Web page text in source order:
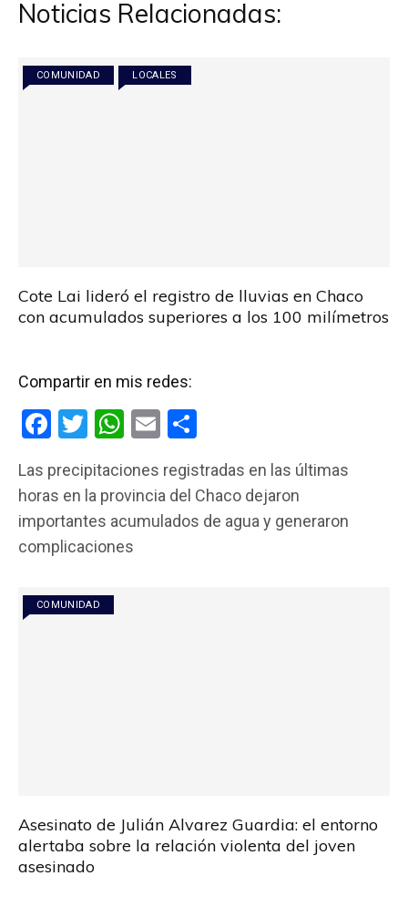
Noticias Relacionadas:
COMUNIDAD LOCALES
Cote Lai lideró el registro de lluvias en Chaco
con acumulados superiores a los 100 milímetros
Compartir en mis redes:
F
ce
b
o
k
T
tt
er
W
at
s
A
E
ail m
p
Las precipitaciones registradas en las últimas
horas en la provincia del Chaco dejaron
importantes acumulados de agua y generaron
complicaciones
COMUNIDAD
Asesinato de Julián Alvarez Guardia: el entorno
alertaba sobre la relación violenta del joven
asesinado